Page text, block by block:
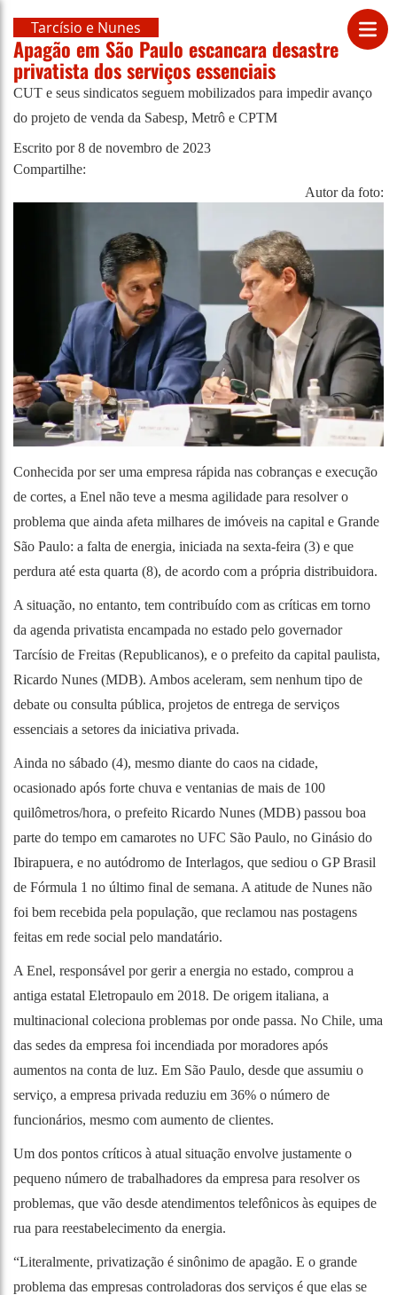
Tarcísio e Nunes
Apagão em São Paulo escancara desastre
privatista dos serviços essenciais
CUT e seus sindicatos seguem mobilizados para impedir avanço
do projeto de venda da Sabesp, Metrô e CPTM
Escrito por8 de novembro de 2023
Compartilhe:
Autor da foto:
Conhecida por ser uma empresa rápida nas cobranças e execução
de cortes, a Enel não teve a mesma agilidade para resolver o
problema que ainda afeta milhares de imóveis na capital e Grande
São Paulo: a falta de energia, iniciada na sexta-feira (3) e que
perdura até esta quarta (8), de acordo com a própria distribuidora.
A situação, no entanto, tem contribuído com as críticas em torno
da agenda privatista encampada no estado pelo governador
Tarcísio de Freitas (Republicanos), e o prefeito da capital paulista,
Ricardo Nunes (MDB). Ambos aceleram, sem nenhum tipo de
debate ou consulta pública, projetos de entrega de serviços
essenciais a setores da iniciativa privada.
Ainda no sábado (4), mesmo diante do caos na cidade,
ocasionado após forte chuva e ventanias de mais de 100
quilômetros/hora, o prefeito Ricardo Nunes (MDB) passou boa
parte do tempo em camarotes no UFC São Paulo, no Ginásio do
Ibirapuera, e no autódromo de Interlagos, que sediou o GP Brasil
de Fórmula 1 no último final de semana. A atitude de Nunes não
foi bem recebida pela população, que reclamou nas postagens
feitas em rede social pelo mandatário.
A Enel, responsável por gerir a energia no estado, comprou a
antiga estatal Eletropaulo em 2018. De origem italiana, a
multinacional coleciona problemas por onde passa. No Chile, uma
das sedes da empresa foi incendiada por moradores após
aumentos na conta de luz. Em São Paulo, desde que assumiu o
serviço, a empresa privada reduziu em 36% o número de
funcionários, mesmo com aumento de clientes.
Um dos pontos críticos à atual situação envolve justamente o
pequeno número de trabalhadores da empresa para resolver os
problemas, que vão desde atendimentos telefônicos às equipes de
rua para reestabelecimento da energia.
“Literalmente, privatização é sinônimo de apagão. E o grande
problema das empresas controladoras dos serviços é que elas se